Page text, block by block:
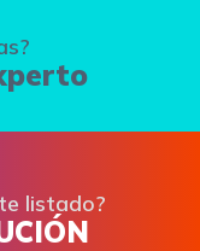
listado?